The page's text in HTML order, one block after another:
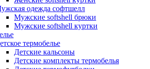
одежда софтшелл
Мужские softshell брюки
Мужские softshell куртки
термобелье
Детские кальсоны
Детские комплекты термобелья